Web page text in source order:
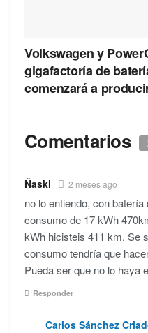
Volkswagen y
gigafactoría de
comenzará a
Comentarios
Ñaski 2 meses ago
no lo entiendo, con
consumo de 17 kWh
kWh hicisteis 411 km. Se
consumo tendría que
Pueda ser que no lo haya
Responder
Carlos Sánchez